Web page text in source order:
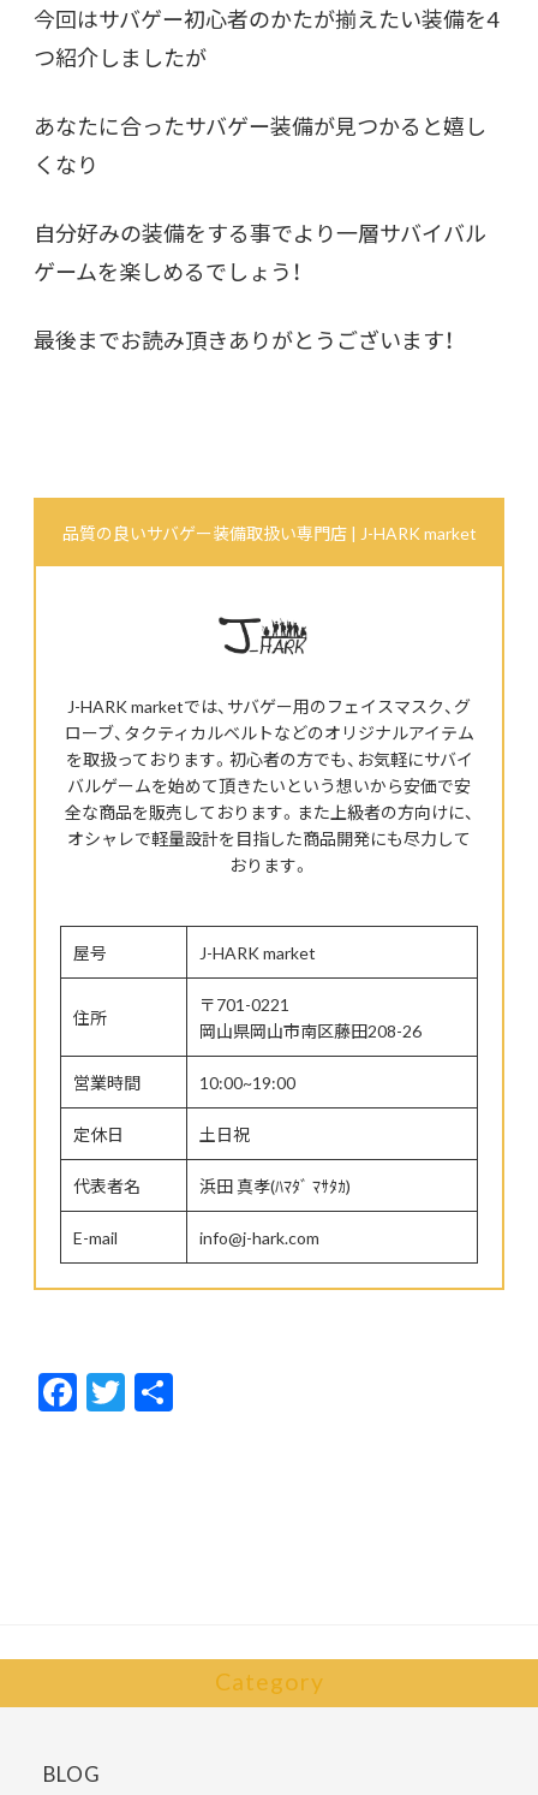
今回はサバゲー初心者のかたが揃えたい装備を4
つ紹介しましたが
あなたに合ったサバゲー装備が見つかると嬉し
くなり
自分好みの装備をする事でより一層サバイバル
ゲームを楽しめるでしょう！
最後までお読み頂きありがとうございます！
品質の良いサバゲー装備取扱い専門店 | J-HARK market
J-HARK marketでは、サバゲー用のフェイスマスク、グ
ローブ、タクティカルベルトなどのオリジナルアイテム
を取扱っております。初心者の方でも、お気軽にサバイ
バルゲームを始めて頂きたいという想いから安価で安
全な商品を販売しております。また上級者の方向けに、
オシャレで軽量設計を目指した商品開発にも尽力して
おります。
屋号 J-HARK market
住所
〒701-0221
岡山県岡山市南区藤田208-26
営業時間 10:00~19:00
定休日 土日祝
代表者名 浜田 真孝(ﾊﾏﾀﾞ ﾏｻﾀｶ)
E-mail info@j-hark.com
F
ac
T
w
Category
BLOG